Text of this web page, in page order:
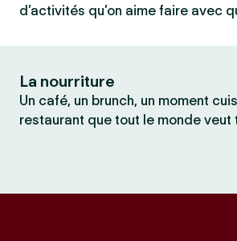
d’activités qu’on aime faire avec
La nourriture
Un café, un brunch, un moment
restaurant que tout le monde veut